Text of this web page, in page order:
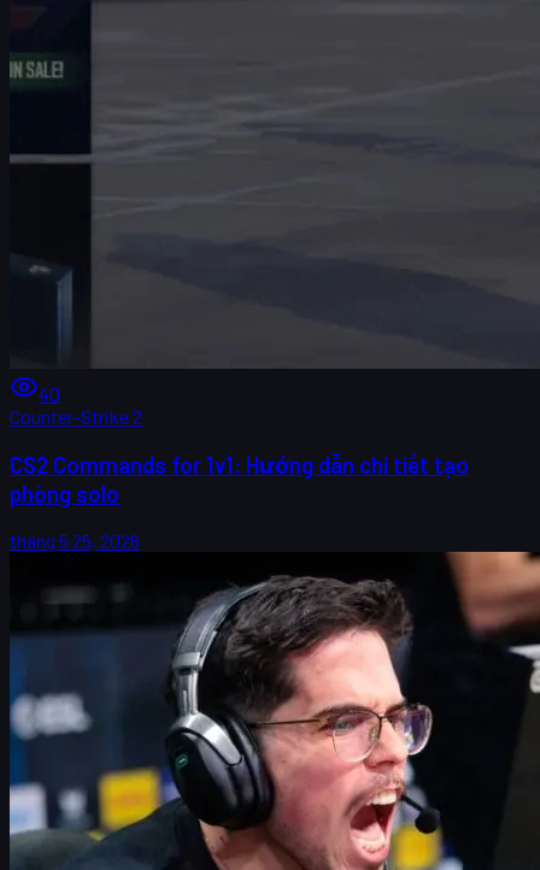
40
Counter-Strike 2
CS2 Commands for 1v1: Hướng dẫn chi tiết tạo
phòng solo
tháng 5 25, 2026